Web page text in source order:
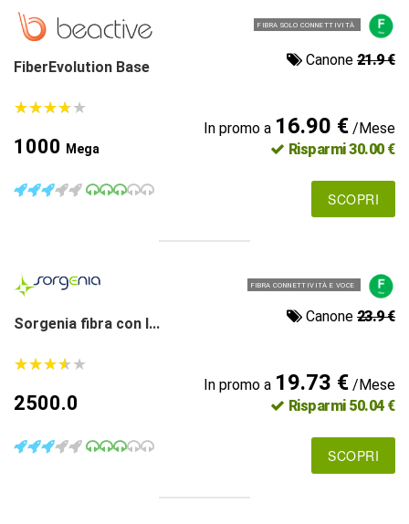
FIBRA SOLO CONNETTIVITÀ
FiberEvolution Base Canone 21.9 €
★★★★★
★★★★★
1000 Mega
In promo a 16.90 €/Mese
Risparmi 30.00 €
SCOPRI
FIBRA CONNETTIVITÀ E VOCE
Sorgenia fibra con l... Canone 23.9 €
★★★★★
★★★★★
2500.0
In promo a 19.73 €/Mese
Risparmi 50.04 €
SCOPRI